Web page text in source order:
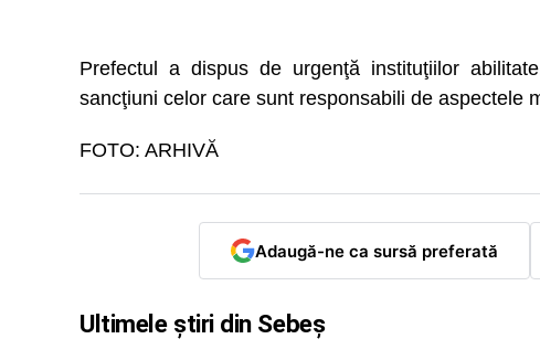
Prefectul a dispus de urgenţă instituţiilor
sancţiuni celor care sunt responsabili de aspectele
FOTO: ARHIVĂ
Adaugă-ne ca sursă preferată
Ultimele știri din Sebeș